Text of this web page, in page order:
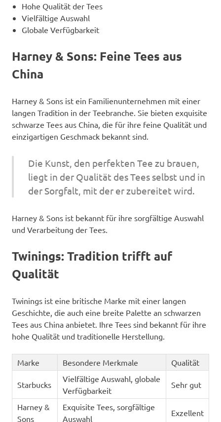
Hohe Qualität der Tees
Vielfältige Auswahl
Globale Verfügbarkeit
Harney & Sons: Feine Tees aus
China
Harney & Sons ist ein Familienunternehmen mit einer
langen Tradition in der Teebranche. Sie bieten exquisite
schwarze Tees aus China, die für ihre feine Qualität und
einzigartigen Geschmack bekannt sind.
Die Kunst, den perfekten Tee zu brauen,
liegt in der Qualität des Tees selbst und in
der Sorgfalt, mit der er zubereitet wird.
Harney & Sons ist bekannt für ihre sorgfältige Auswahl
und Verarbeitung der Tees.
Twinings: Tradition trifft auf
Qualität
Twinings ist eine britische Marke mit einer langen
Geschichte, die auch eine breite Palette an schwarzen
Tees aus China anbietet. Ihre Tees sind bekannt für ihre
hohe Qualität und traditionelle Herstellung.
Marke Besondere Merkmale Qualität
Starbucks
Vielfältige Auswahl, globale
Verfügbarkeit
Sehr gut
Harney &
Sons
Exquisite Tees, sorgfältige
Auswahl
Exzellent